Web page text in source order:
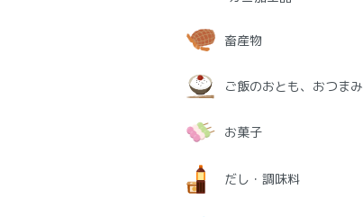
畜産物
ご飯のおとも、おつまみ
お菓子
だし・調味料